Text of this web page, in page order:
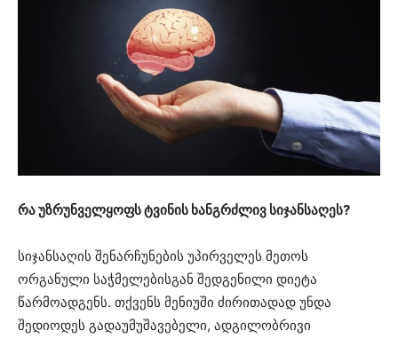
რა უზრუნველყოფს ტვინის ხანგრძლივ სიჯანსაღეს?
სიჯანსაღის შენარჩუნების უპირველეს მეთოს
ორგანული საჭმელებისგან შედგენილი დიეტა
წარმოადგენს. თქვენს მენიუში ძირითადად უნდა
შედიოდეს გადაუმუშავებელი, ადგილობრივი